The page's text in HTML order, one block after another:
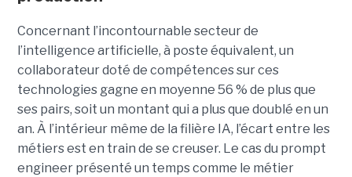
Concernant l’incontournable secteur de
l’intelligence artificielle, à poste équivalent, un
collaborateur doté de compétences sur ces
technologies gagne en moyenne 56 % de plus que
ses pairs, soit un montant qui a plus que doublé en un
an. À l’intérieur même de la filière IA, l’écart entre les
métiers est en train de se creuser. Le cas du prompt
engineer présenté un temps comme le métier